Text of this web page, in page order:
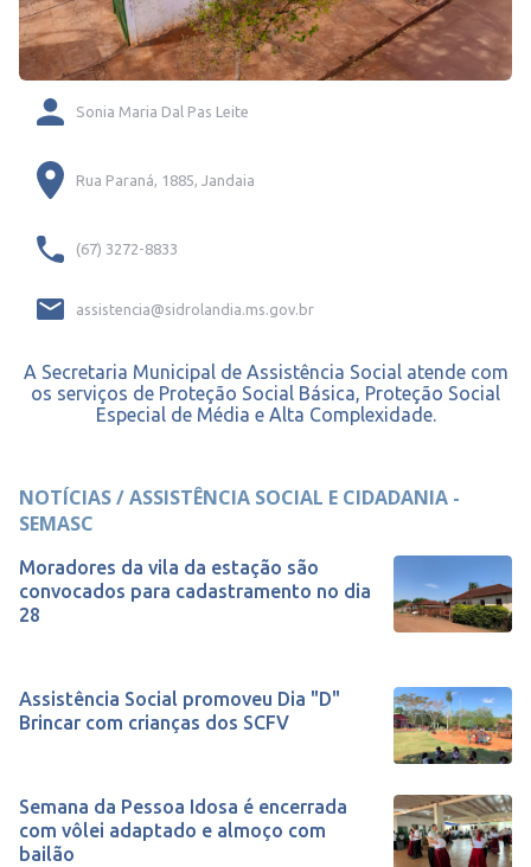
Sonia Maria Dal Pas Leite
Rua Paraná, 1885, Jandaia
(67) 3272-8833
assistencia@sidrolandia.ms.gov.br
A Secretaria Municipal de Assistência Social atende com
os serviços de Proteção Social Básica, Proteção Social
Especial de Média e Alta Complexidade.
NOTÍCIAS / ASSISTÊNCIA SOCIAL E CIDADANIA -
SEMASC
Moradores da vila da estação são
convocados para cadastramento no dia
28
Assistência Social promoveu Dia "D"
Brincar com crianças dos SCFV
Semana da Pessoa Idosa é encerrada
com vôlei adaptado e almoço com
bailão